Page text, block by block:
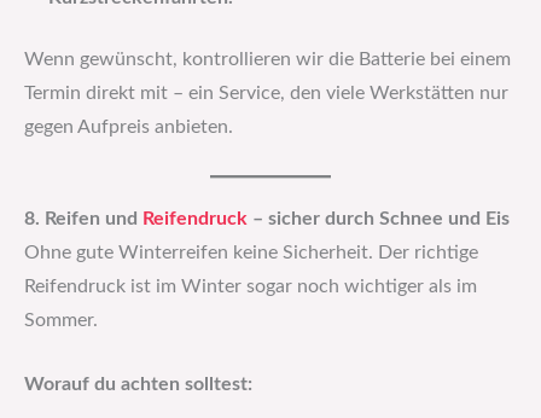
Wenn gewünscht, kontrollieren wir die Batterie bei einem
Termin direkt mit – ein Service, den viele Werkstätten nur
gegen Aufpreis anbieten.
8. Reifen und Reifendruck – sicher durch Schnee und Eis
Ohne gute Winterreifen keine Sicherheit. Der richtige
Reifendruck ist im Winter sogar noch wichtiger als im
Sommer.
Worauf du achten solltest: